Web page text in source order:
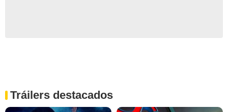
Tráilers destacados